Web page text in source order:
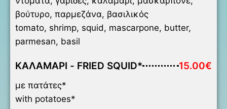
βούτυρο, παρμεζάνα, βασιλικός
tomato, shrimp, squid, mascarpone, butter,
parmesan, basil
ΚΑΛΑΜΑΡΙ - FRIED SQUID* 15.00€
με πατάτες*
with potatoes*